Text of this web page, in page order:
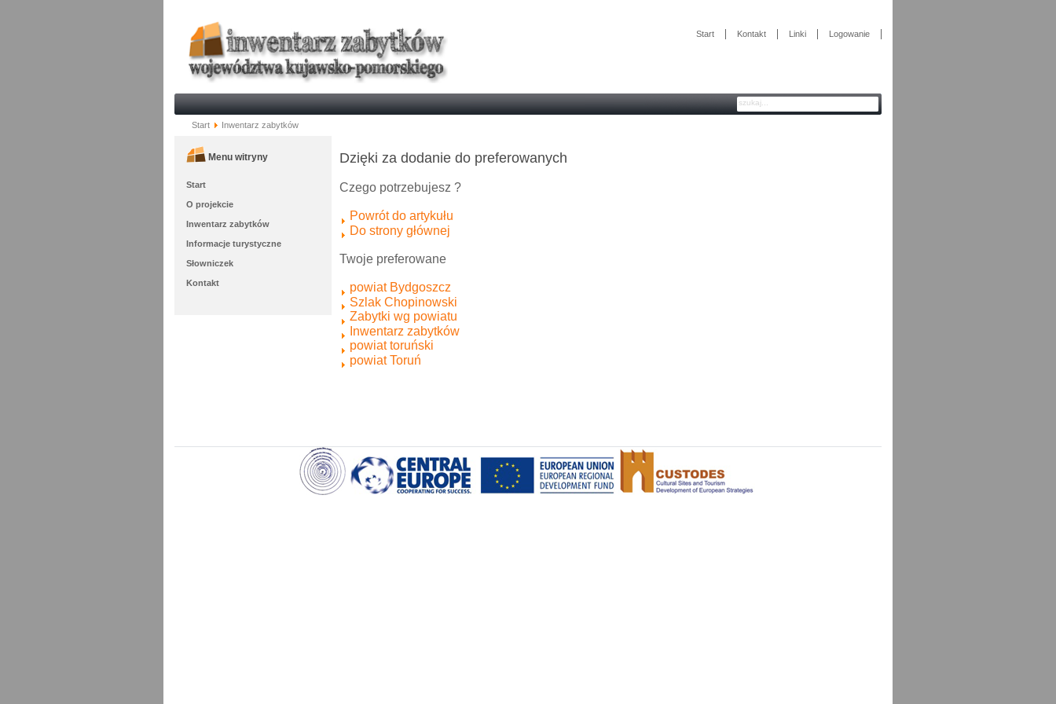
Start Kontakt Linki Logowanie
Start Inwentarz zabytków
Menu witryny
Start
O projekcie
Inwentarz zabytków
Informacje turystyczne
Słowniczek
Kontakt
Dzięki za dodanie do preferowanych
Czego potrzebujesz ?
Powrót do artykułu
Do strony głównej
Twoje preferowane
powiat Bydgoszcz
Szlak Chopinowski
Zabytki wg powiatu
Inwentarz zabytków
powiat toruński
powiat Toruń